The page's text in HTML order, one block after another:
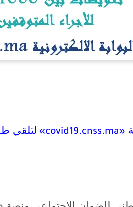
«covid19.cnss.ma» لتلقي